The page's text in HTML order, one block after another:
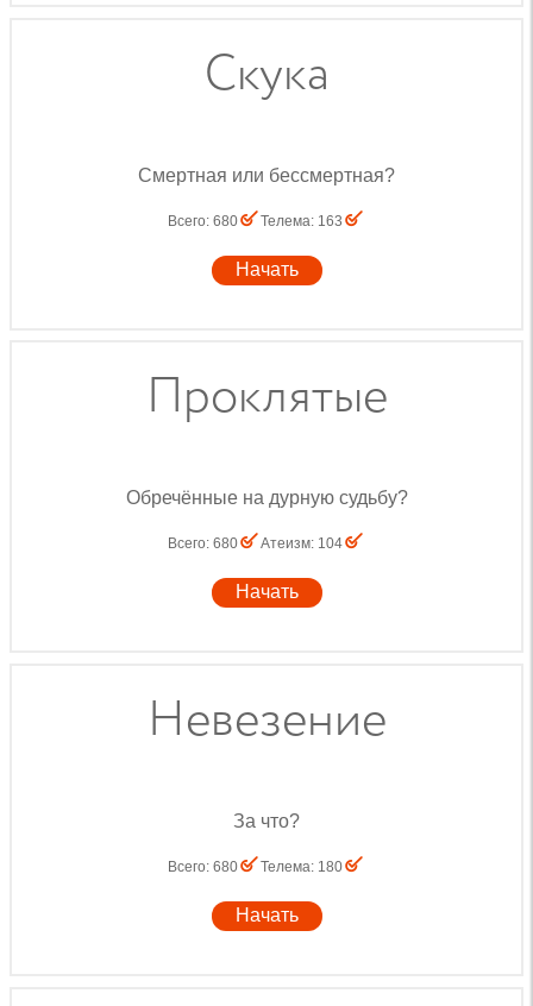
Скука
Смертная или бессмертная?
Всего: 680 Телема: 163
Начать
Проклятые
Обречённые на дурную судьбу?
Всего: 680 Атеизм: 104
Начать
Невезение
За что?
Всего: 680 Телема: 180
Начать